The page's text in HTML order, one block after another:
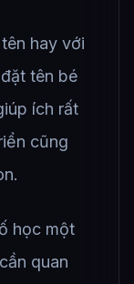
hay với
tên bé
ích rất
cũng
học một
quan